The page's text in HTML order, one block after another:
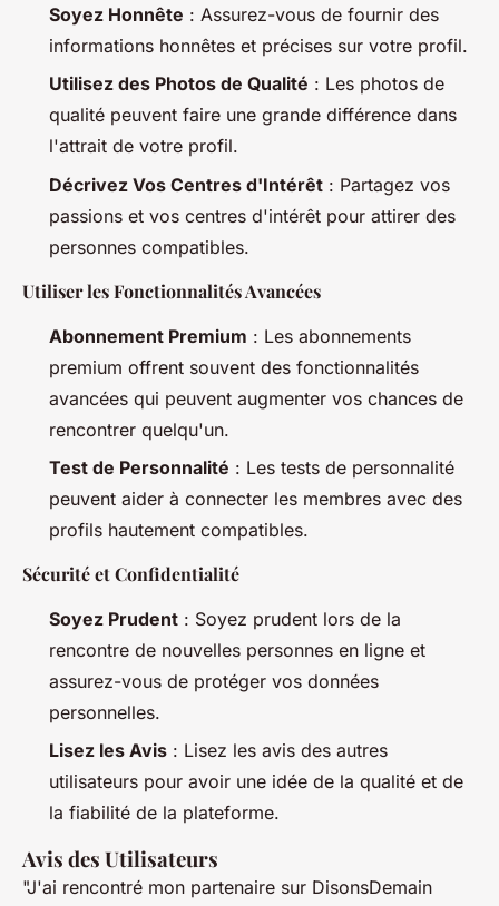
Soyez Honnête : Assurez-vous de fournir des
informations honnêtes et précises sur votre profil.
Utilisez des Photos de Qualité : Les photos de
qualité peuvent faire une grande différence dans
l'attrait de votre profil.
Décrivez Vos Centres d'Intérêt : Partagez vos
passions et vos centres d'intérêt pour attirer des
personnes compatibles.
Utiliser les Fonctionnalités Avancées
Abonnement Premium : Les abonnements
premium offrent souvent des fonctionnalités
avancées qui peuvent augmenter vos chances de
rencontrer quelqu'un.
Test de Personnalité : Les tests de personnalité
peuvent aider à connecter les membres avec des
profils hautement compatibles.
Sécurité et Confidentialité
Soyez Prudent : Soyez prudent lors de la
rencontre de nouvelles personnes en ligne et
assurez-vous de protéger vos données
personnelles.
Lisez les Avis : Lisez les avis des autres
utilisateurs pour avoir une idée de la qualité et de
la fiabilité de la plateforme.
Avis des Utilisateurs
"J'ai rencontré mon partenaire sur DisonsDemain